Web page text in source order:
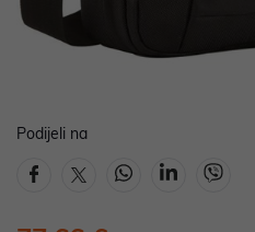
Podijeli na